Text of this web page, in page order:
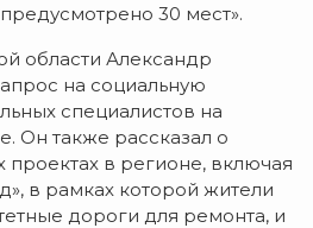
30 мест».
области Александр
на социальную
специалистов на
Он также рассказал о
проектах в регионе, включая
в рамках которой жители
дороги для ремонта, и